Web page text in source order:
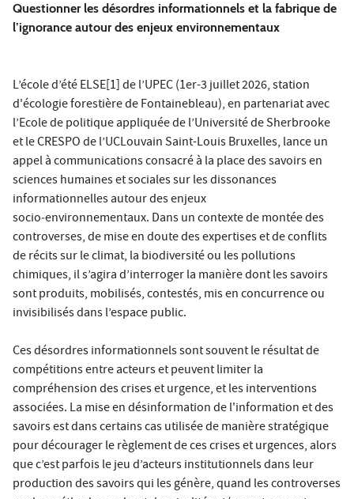
Questionner les désordres informationnels et la fabrique de
l’ignorance autour des enjeux environnementaux
L’école d’été ELSE[1] de l’UPEC (1er-3 juillet 2026, station
d'écologie forestière de Fontainebleau), en partenariat avec
l’Ecole de politique appliquée de l’Université de Sherbrooke
et le CRESPO de l’UCLouvain Saint-Louis Bruxelles, lance un
appel à communications consacré à la place des savoirs en
sciences humaines et sociales sur les dissonances
informationnelles autour des enjeux
socio‑environnementaux. Dans un contexte de montée des
controverses, de mise en doute des expertises et de conflits
de récits sur le climat, la biodiversité ou les pollutions
chimiques, il s’agira d’interroger la manière dont les savoirs
sont produits, mobilisés, contestés, mis en concurrence ou
invisibilisés dans l’espace public.
Ces désordres informationnels sont souvent le résultat de
compétitions entre acteurs et peuvent limiter la
compréhension des crises et urgence, et les interventions
associées. La mise en désinformation de l'information et des
savoirs est dans certains cas utilisée de manière stratégique
pour décourager le règlement de ces crises et urgences, alors
que c’est parfois le jeu d’acteurs institutionnels dans leur
production des savoirs qui les génère, quand les controverses